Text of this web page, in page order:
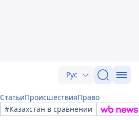
Рус
СтатьиПроисшествияПраво
#Казахстан в сравнении